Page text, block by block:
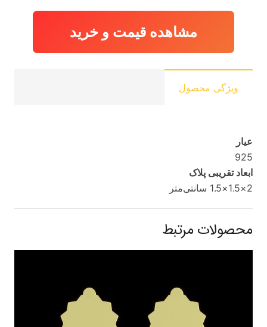
مشاهده قیمت و خرید
ویژگی محصول
عیار
925
ابعاد تقریبی پلاک
2×1.5×1.5 سانتی‌متر
محصولات مرتبط